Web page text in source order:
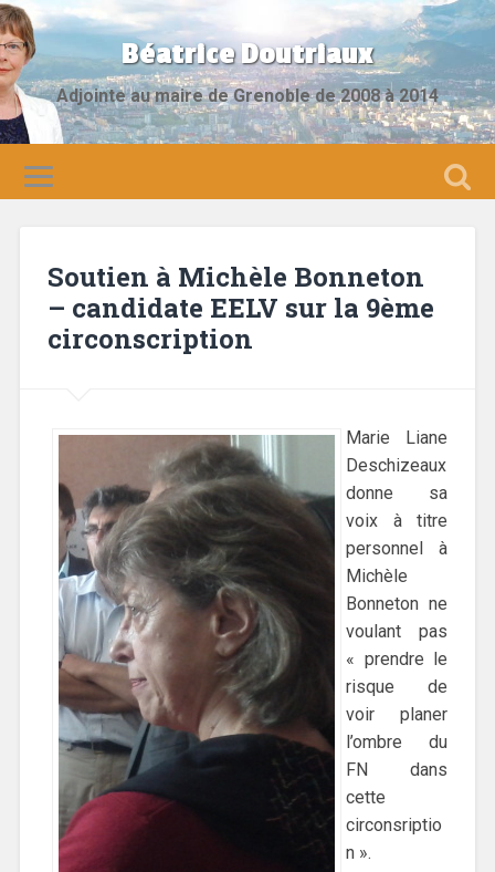
Béatrice Doutriaux
Adjointe au maire de Grenoble de 2008 à 2014
Soutien à Michèle Bonneton
– candidate EELV sur la 9ème
circonscription
Marie Liane
Deschizeaux
donne sa
voix à titre
personnel à
Michèle
Bonneton ne
voulant pas
« prendre le
risque de
voir planer
l’ombre du
FN dans
cette
circonsriptio
n ».